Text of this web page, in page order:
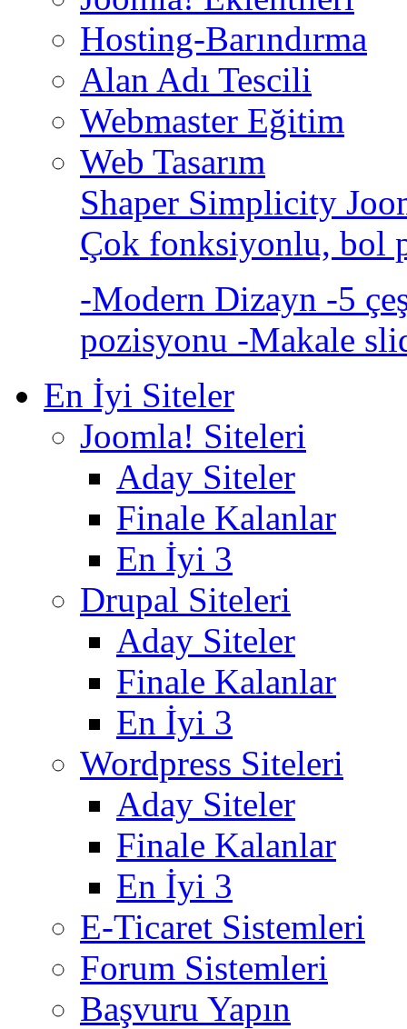
Hosting-Barındırma
Alan Adı Tescili
Webmaster Eğitim
Web Tasarım
Shaper Simplicity
Çok fonksiyonlu, bol
-Modern Dizayn -5
pozisyonu -Makale
En İyi Siteler
Joomla! Siteleri
Aday Siteler
Finale Kalanlar
En İyi 3
Drupal Siteleri
Aday Siteler
Finale Kalanlar
En İyi 3
Wordpress Siteleri
Aday Siteler
Finale Kalanlar
En İyi 3
E-Ticaret Sistemleri
Forum Sistemleri
Başvuru Yapın